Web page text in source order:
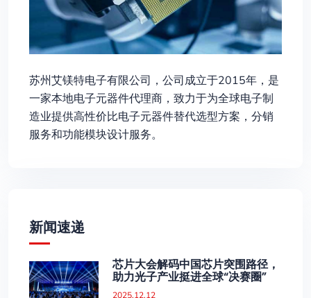
苏州艾镁特电子有限公司，公司成立于2015年，是
一家本地电子元器件代理商，致力于为全球电子制
造业提供高性价比电子元器件替代选型方案，分销
服务和功能模块设计服务。
新闻速递
芯片大会解码中国芯片突围路径，
助力光子产业挺进全球“决赛圈”
2025.12.12